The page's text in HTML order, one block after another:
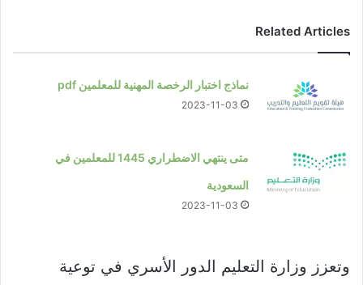
Related Articles
نماذج اختبار الرخصة المهنية للمعلمين pdf
2023-11-03
متى ينتهي الاضطراري 1445 للمعلمين في
السعودية
2023-11-03
وتعزز وزارة التعليم الدور الأسري في توعية